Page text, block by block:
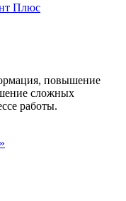
Плюс
повышение
сложных
работы.